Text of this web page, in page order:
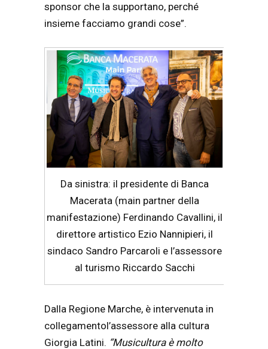
sponsor che la supportano, perché
insieme facciamo grandi cose”.
Da sinistra: il presidente di Banca
Macerata (main partner della
manifestazione) Ferdinando Cavallini, il
direttore artistico Ezio Nannipieri, il
sindaco Sandro Parcaroli e l’assessore
al turismo Riccardo Sacchi
Dalla Regione Marche, è intervenuta in
collegamentol’assessore alla cultura
Giorgia Latini. “Musicultura è molto